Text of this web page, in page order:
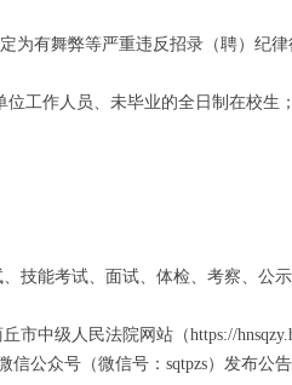
为有舞弊等严重违反招录（聘）纪律
工作人员、未毕业的全日制在校生；
技能考试、面试、体检、考察、公示
市中级人民法院网站（https://
信公众号（微信号：sqtpzs）发布公告